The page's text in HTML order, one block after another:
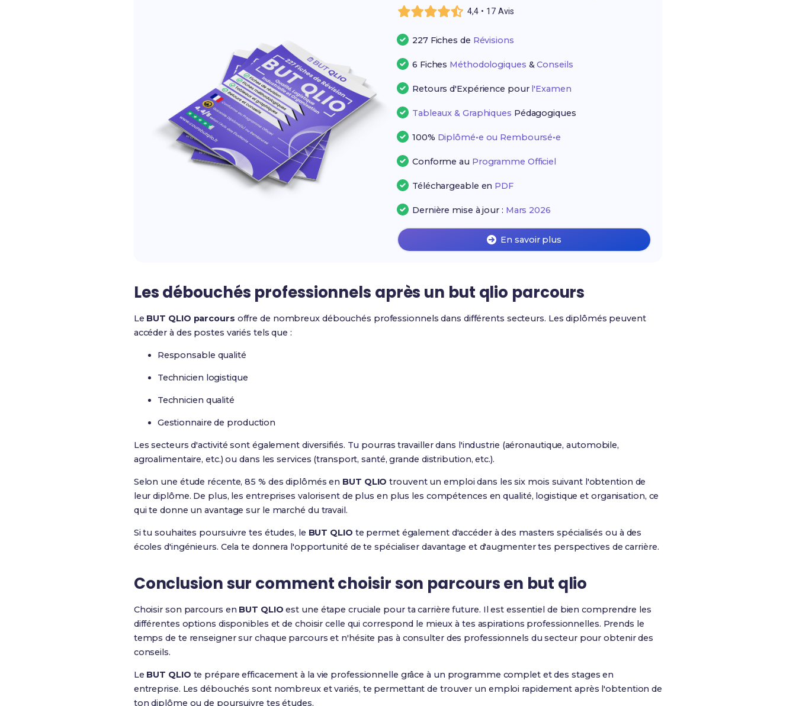
4,4 • 17 Avis
227 Fiches de Révisions
6 Fiches Méthodologiques &Conseils
Retours d'Expérience pour l'Examen
Tableaux & Graphiques Pédagogiques
100% Diplômé•e ou Remboursé•e
Conforme au Programme Officiel
Téléchargeable en PDF
Dernière mise à jour : Mars 2026
En savoir plus
Les débouchés professionnels après un but qlio parcours
Le BUT QLIO parcours offre de nombreux débouchés professionnels dans différents secteurs. Les diplômés peuvent
accéder à des postes variés tels que :
Responsable qualité
Technicien logistique
Technicien qualité
Gestionnaire de production
Les secteurs d'activité sont également diversifiés. Tu pourras travailler dans l'industrie (aéronautique, automobile,
agroalimentaire, etc.) ou dans les services (transport, santé, grande distribution, etc.).
Selon une étude récente, 85 % des diplômés en BUT QLIO trouvent un emploi dans les six mois suivant l'obtention de
leur diplôme. De plus, les entreprises valorisent de plus en plus les compétences en qualité, logistique et organisation, ce
qui te donne un avantage sur le marché du travail.
Si tu souhaites poursuivre tes études, le BUT QLIO te permet également d'accéder à des masters spécialisés ou à des
écoles d'ingénieurs. Cela te donnera l'opportunité de te spécialiser davantage et d'augmenter tes perspectives de carrière.
Conclusion sur comment choisir son parcours en but qlio
Choisir son parcours en BUT QLIO est une étape cruciale pour ta carrière future. Il est essentiel de bien comprendre les
différentes options disponibles et de choisir celle qui correspond le mieux à tes aspirations professionnelles. Prends le
temps de te renseigner sur chaque parcours et n'hésite pas à consulter des professionnels du secteur pour obtenir des
conseils.
Le BUT QLIO te prépare efficacement à la vie professionnelle grâce à un programme complet et des stages en
entreprise. Les débouchés sont nombreux et variés, te permettant de trouver un emploi rapidement après l'obtention de
ton diplôme ou de poursuivre tes études.